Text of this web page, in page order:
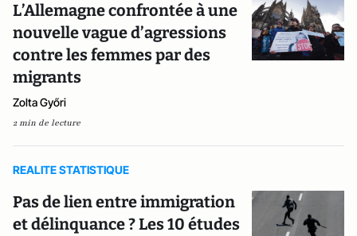
L’Allemagne confrontée à une
nouvelle vague d’agressions
contre les femmes par des
migrants
Zolta Győri
2 min de lecture
REALITE STATISTIQUE
Pas de lien entre immigration
et délinquance ? Les 10 études